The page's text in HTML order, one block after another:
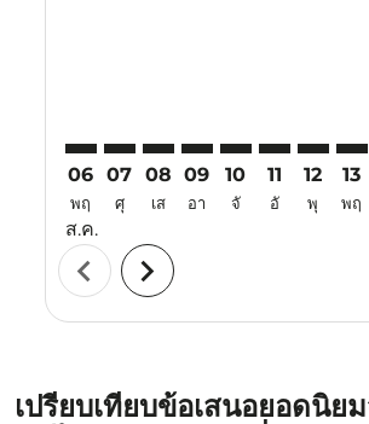
06
พฤ
ส.ค.
07
ศุ
08
เส
09
อา
10
จั
11
อั
12
พุ
13
พฤ
chevron_left chevron_right
เปรียบเทียบข้อเสนอยอดนิย